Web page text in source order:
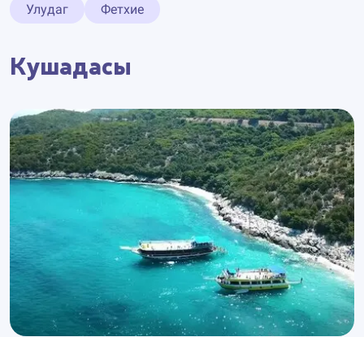
Улудаг
Фетхие
Кушадасы